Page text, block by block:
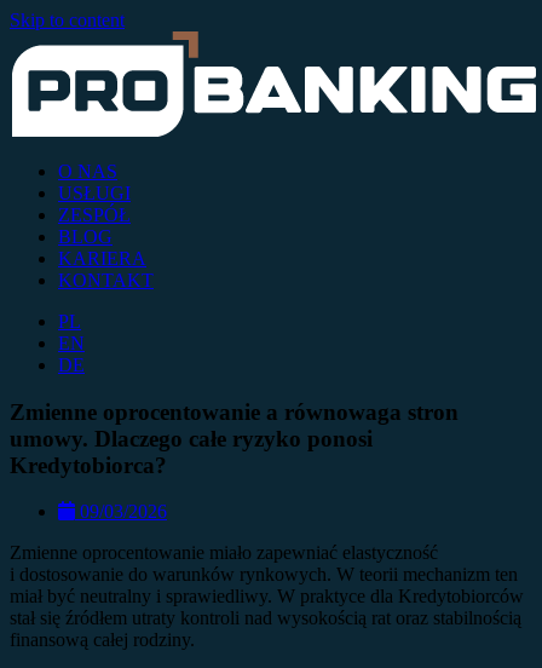
Skip to content
O NAS
USŁUGI
ZESPÓŁ
BLOG
KARIERA
KONTAKT
PL
EN
DE
Zmienne oprocentowanie a równowaga stron
umowy. Dlaczego całe ryzyko ponosi
Kredytobiorca?
09/03/2026
Zmienne oprocentowanie miało zapewniać elastyczność
i dostosowanie do warunków rynkowych. W teorii mechanizm ten
miał być neutralny i sprawiedliwy. W praktyce dla Kredytobiorców
stał się źródłem utraty kontroli nad wysokością rat oraz stabilnością
finansową całej rodziny.